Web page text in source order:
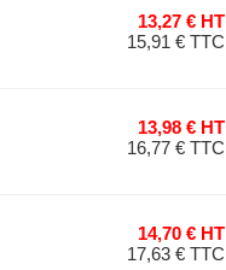
13,27 € HT
15,91 € TTC
13,98 € HT
16,77 € TTC
14,70 € HT
17,63 € TTC